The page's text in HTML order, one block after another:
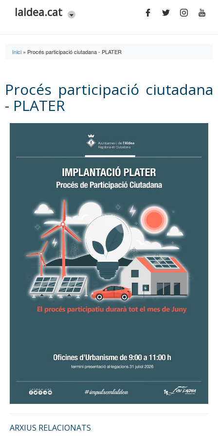
laldea.cat
Esteu aquí
Inici » Procés participació ciutadana - PLATER
Procés participació ciutadana
- PLATER
ARXIUS RELACIONATS